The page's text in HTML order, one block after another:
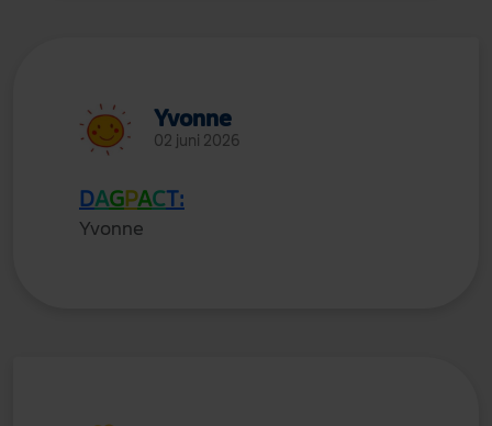
Yvonne
02 juni 2026
DAG PACT:
Yvonne